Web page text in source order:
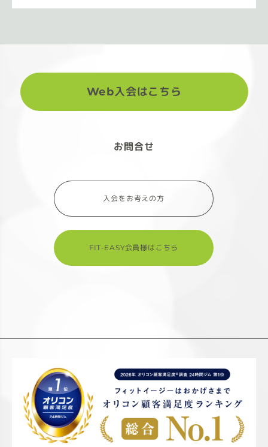
Web入会はこちら
お問合せ
入会をお考えの方
FIT-EASY会員様はこちら